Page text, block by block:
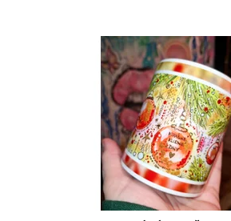
Dostupnost:
Skladem
10042